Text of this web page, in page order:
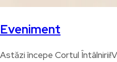
Eveniment
Astăzi începe Cortul